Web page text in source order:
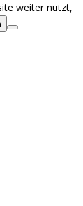
weiter nutzt,